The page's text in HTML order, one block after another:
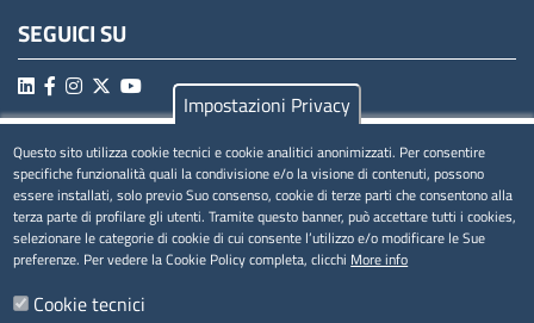
SEGUICI SU
MENÚ PRIVACY
Privacy
Cookie
Impostazioni Privacy
Questo sito utilizza cookie tecnici e cookie analitici anonimizzati. Per consentire
specifiche funzionalità quali la condivisione e/o la visione di contenuti, possono
essere installati, solo previo Suo consenso, cookie di terze parti che consentono alla
terza parte di profilare gli utenti. Tramite questo banner, può accettare tutti i cookies,
selezionare le categorie di cookie di cui consente l’utilizzo e/o modificare le Sue
preferenze. Per vedere la Cookie Policy completa, clicchi More info
Cookie tecnici